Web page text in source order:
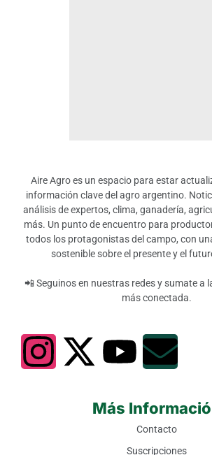
Aire Agro es un espacio para estar
información clave del agro argentino.
análisis de expertos, clima, ganadería,
más. Un punto de encuentro para
todos los protagonistas del campo, con
sostenible sobre el presente y el
📲 Seguinos en nuestras redes y sumate a
más conectada.
Más
Contacto
Suscripciones